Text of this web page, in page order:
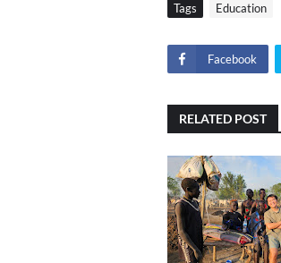
Tags Education
Facebook
RELATED POST